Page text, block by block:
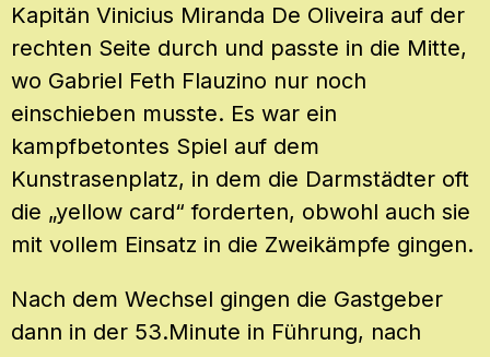
Kapitän Vinicius Miranda De Oliveira auf der
rechten Seite durch und passte in die Mitte,
wo Gabriel Feth Flauzino nur noch
einschieben musste. Es war ein
kampfbetontes Spiel auf dem
Kunstrasenplatz, in dem die Darmstädter oft
die „yellow card“ forderten, obwohl auch sie
mit vollem Einsatz in die Zweikämpfe gingen.
Nach dem Wechsel gingen die Gastgeber
dann in der 53.Minute in Führung, nach